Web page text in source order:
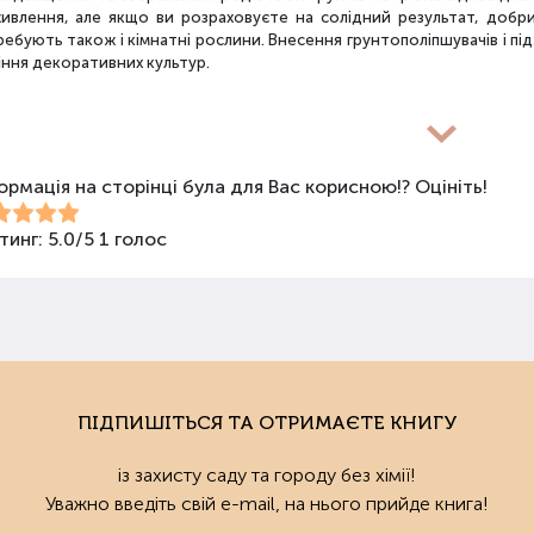
але якщо ви розраховуєте на солідний результат,
також і кімнатні рослини. Внесення грунтополіпшувачів і
декоративних культур.
засобів для покращення властивостей ґрунту
поживних якостей ґрунту використовуються різні
змішаного типу, стимулятори росту та бактеріологічні препарати.
не можна використовувати бездумно, треба знати, що й для
та ін. Ці засоби екологічні та безпечні для овочів. Вони
та вологообміну. Органічні складники є їжею для
можна застосовувати починаючи з весни та до осені.
Їх можна використовувати й при сівбі насіння, і для квітучих
на сторінці була для Вас корисною!? Оцініть!
5.0/5 1 голос
ПІДПИШІТЬСЯ ТА ОТРИМАЄТЕ КНИГУ
із захисту саду та городу без хімії!
Уважно введіть свій e-mail, на нього прийде книга!